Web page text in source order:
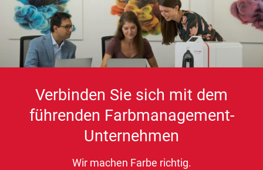
Verbinden Sie sich mit dem
führenden Farbmanagement-
Unternehmen
Wir machen Farbe richtig.